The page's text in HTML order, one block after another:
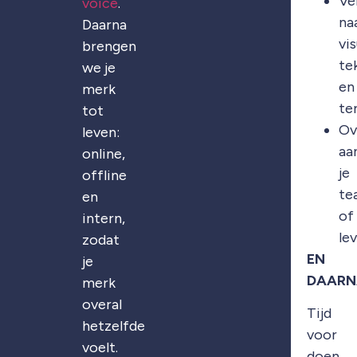
Daarna
brengen
we je
merk
tot
leven:
online,
offline
en
intern,
zodat
je
merk
overal
hetzelfde
voelt.
en
je
of
EN
Tijd
voor